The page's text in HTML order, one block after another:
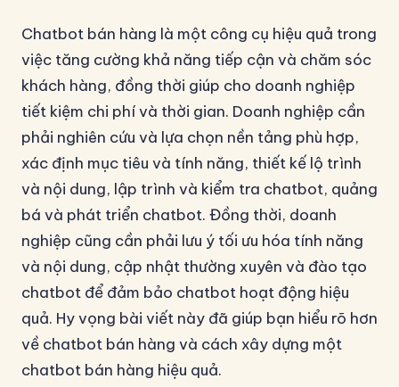
Chatbot bán hàng là một công cụ hiệu quả trong
việc tăng cường khả năng tiếp cận và chăm sóc
khách hàng, đồng thời giúp cho doanh nghiệp
tiết kiệm chi phí và thời gian. Doanh nghiệp cần
phải nghiên cứu và lựa chọn nền tảng phù hợp,
xác định mục tiêu và tính năng, thiết kế lộ trình
và nội dung, lập trình và kiểm tra chatbot, quảng
bá và phát triển chatbot. Đồng thời, doanh
nghiệp cũng cần phải lưu ý tối ưu hóa tính năng
và nội dung, cập nhật thường xuyên và đào tạo
chatbot để đảm bảo chatbot hoạt động hiệu
quả. Hy vọng bài viết này đã giúp bạn hiểu rõ hơn
về chatbot bán hàng và cách xây dựng một
chatbot bán hàng hiệu quả.